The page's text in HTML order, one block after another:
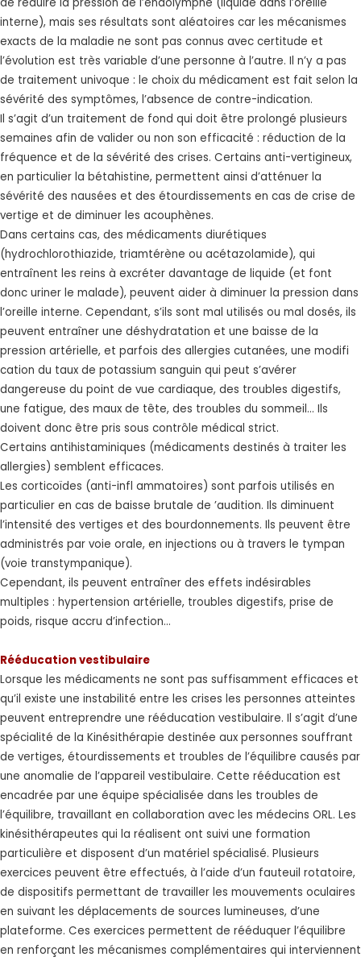
interne), mais ses résultats sont aléatoires car les mécanismes
exacts de la maladie ne sont pas connus avec certitude et
l’évolution est très variable d’une personne à l’autre. Il n’y a pas
de traitement univoque : le choix du médicament est fait selon la
sévérité des symptômes, l’absence de contre-indication.
Il s’agit d’un traitement de fond qui doit être prolongé plusieurs
semaines afin de valider ou non son efficacité : réduction de la
fréquence et de la sévérité des crises. Certains anti-vertigineux,
en particulier la bétahistine, permettent ainsi d’atténuer la
sévérité des nausées et des étourdissements en cas de crise de
vertige et de diminuer les acouphènes.
Dans certains cas, des médicaments diurétiques
(hydrochlorothiazide, triamtérène ou acétazolamide), qui
entraînent les reins à excréter davantage de liquide (et font
donc uriner le malade), peuvent aider à diminuer la pression dans
l’oreille interne. Cependant, s’ils sont mal utilisés ou mal dosés, ils
peuvent entraîner une déshydratation et une baisse de la
pression artérielle, et parfois des allergies cutanées, une modifi
cation du taux de potassium sanguin qui peut s’avérer
dangereuse du point de vue cardiaque, des troubles digestifs,
une fatigue, des maux de tête, des troubles du sommeil… Ils
doivent donc être pris sous contrôle médical strict.
Certains antihistaminiques (médicaments destinés à traiter les
allergies) semblent efficaces.
Les corticoïdes (anti-infl ammatoires) sont parfois utilisés en
particulier en cas de baisse brutale de ’audition. Ils diminuent
l’intensité des vertiges et des bourdonnements. Ils peuvent être
administrés par voie orale, en injections ou à travers le tympan
(voie transtympanique).
Cependant, ils peuvent entraîner des effets indésirables
multiples : hypertension artérielle, troubles digestifs, prise de
poids, risque accru d’infection…
Rééducation vestibulaire
Lorsque les médicaments ne sont pas suffisamment efficaces et
qu’il existe une instabilité entre les crises les personnes atteintes
peuvent entreprendre une rééducation vestibulaire. Il s’agit d’une
spécialité de la Kinésithérapie destinée aux personnes souffrant
de vertiges, étourdissements et troubles de l’équilibre causés par
une anomalie de l’appareil vestibulaire. Cette rééducation est
encadrée par une équipe spécialisée dans les troubles de
l’équilibre, travaillant en collaboration avec les médecins ORL. Les
kinésithérapeutes qui la réalisent ont suivi une formation
particulière et disposent d’un matériel spécialisé. Plusieurs
exercices peuvent être effectués, à l’aide d’un fauteuil rotatoire,
de dispositifs permettant de travailler les mouvements oculaires
en suivant les déplacements de sources lumineuses, d’une
plateforme. Ces exercices permettent de rééduquer l’équilibre
en renforçant les mécanismes complémentaires qui interviennent